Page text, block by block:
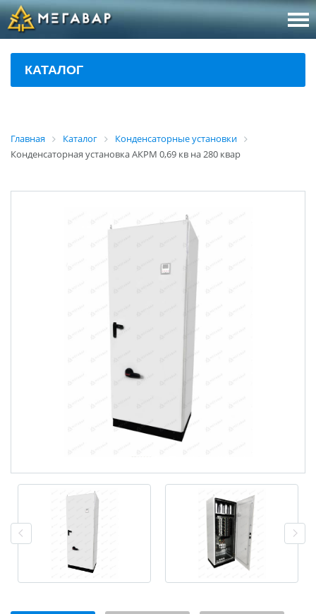
8
КАТАЛОГ
Главная Каталог
Конденсаторные установки
Конденсаторная установка АКРМ 0,69 кв на 280 квар